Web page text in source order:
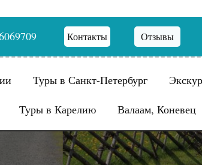
Контакты Отзывы
Туры в Санкт-Петербург
Туры в Карелию Валаам, Коневец